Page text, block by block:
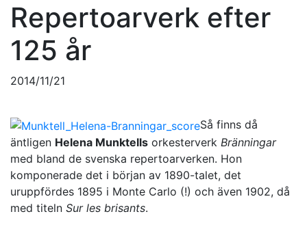
Repertoarverk efter
125 år
2014/11/21
Så finns då
äntligen Helena Munktells orkesterverk Bränningar
med bland de svenska repertoarverken. Hon
komponerade det i början av 1890-talet, det
uruppfördes 1895 i Monte Carlo (!) och även 1902, då
med titeln Sur les brisants.